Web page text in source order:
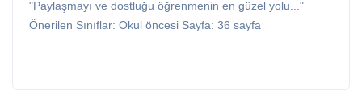
"Paylaşmayı ve dostluğu öğrenmenin en güzel yolu..."
Önerilen Sınıflar: Okul öncesi Sayfa: 36 sayfa